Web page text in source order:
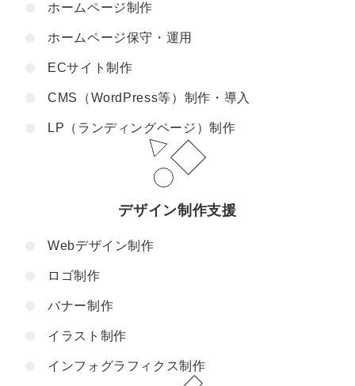
ホームページ制作
ホームページ保守・運用
ECサイト制作
CMS（WordPress等）制作・導入
LP（ランディングページ）制作
デザイン制作支援
Webデザイン制作
ロゴ制作
バナー制作
イラスト制作
インフォグラフィクス制作